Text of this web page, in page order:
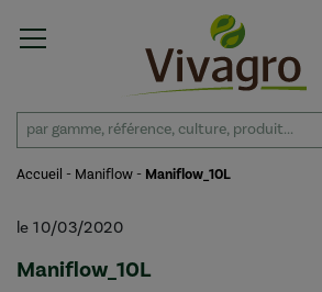
Accueil - Maniflow - Maniflow_10L
le 10/03/2020
Maniflow_10L